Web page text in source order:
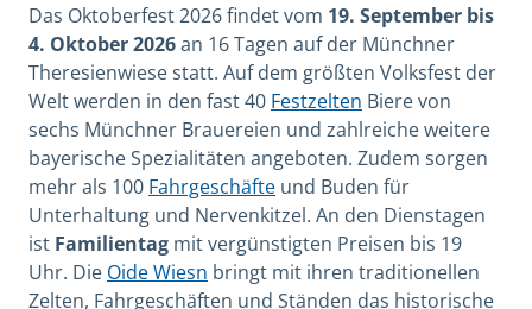
Das Oktoberfest 2026 findet vom 19. September bis
4. Oktober 2026an 16 Tagen auf der Münchner
Theresienwiese statt. Auf dem größten Volksfest der
Welt werden in den fast 40 Festzelten Biere von
sechs Münchner Brauereien und zahlreiche weitere
bayerische Spezialitäten angeboten. Zudem sorgen
mehr als 100 Fahrgeschäfte und Buden für
Unterhaltung und Nervenkitzel. An den Dienstagen
ist Familientag mit vergünstigten Preisen bis 19
Uhr. Die Oide Wiesn bringt mit ihren traditionellen
Zelten, Fahrgeschäften und Ständen das historische